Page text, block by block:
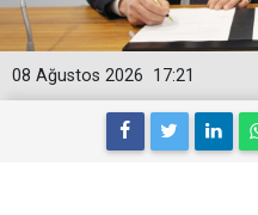
17:21
08 Ağustos 2026